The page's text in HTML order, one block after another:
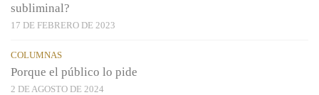
subliminal?
17 DE FEBRERO DE 2023
COLUMNAS
Porque el público lo pide
2 DE AGOSTO DE 2024